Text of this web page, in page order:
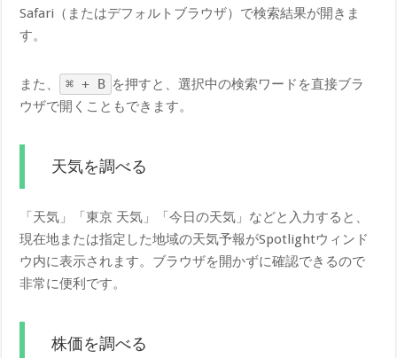
Safari（またはデフォルトブラウザ）で検索結果が開きま
す。
また、 ⌘ + B を押すと、選択中の検索ワードを直接ブラ
ウザで開くこともできます。
天気を調べる
「天気」「東京 天気」「今日の天気」などと入力すると、
現在地または指定した地域の天気予報がSpotlightウィンド
ウ内に表示されます。ブラウザを開かずに確認できるので
非常に便利です。
株価を調べる